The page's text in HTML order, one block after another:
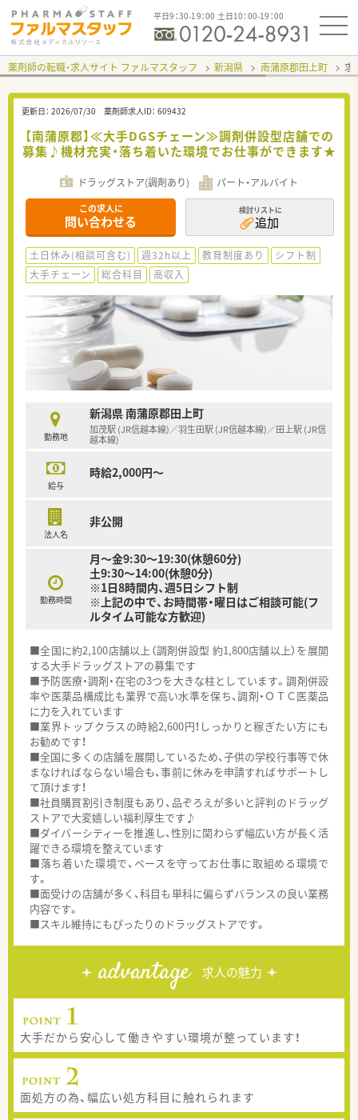
平日9：30-19：00 土日10：00-19：00
薬剤師の転職・求人サイト ファルマスタッフ 新潟県 南蒲原郡田上町 求
更新日： 2026/07/30 薬剤師求人ID： 609432
【南蒲原郡】≪大手DGSチェーン≫調剤併設型店舗での
募集♪機材充実・落ち着いた環境でお仕事ができます★
ドラッグストア(調剤あり) パート・アルバイト
この求人に
問い合わせる
検討リストに
追加
土日休み(相談可含む) 週32h以上 教育制度あり
シフト制
大手チェーン
総合科目 高収入
勤務地
新潟県 南蒲原郡田上町
加茂駅 (JR信越本線)／羽生田駅 (JR信越本線)／田上駅 (JR信
越本線)
給与
時給2,000円～
法人名
非公開
勤務時間
月～金9:30～19:30(休憩60分)
土9:30〜14:00(休憩0分)
※1日8時間内、週5日シフト制
※上記の中で、お時間帯・曜日はご相談可能(フ
ルタイム可能な方歓迎)
■全国に約2,100店舗以上（調剤併設型 約1,800店舗以上）を展開
する大手ドラッグストアの募集です
■予防医療・調剤・在宅の3つを大きな柱としています。調剤併設
率や医薬品構成比も業界で高い水準を保ち、調剤・ＯＴＣ医薬品
に力を入れています
■業界トップクラスの時給2,600円！しっかりと稼ぎたい方にも
お勧めです！
■全国に多くの店舗を展開しているため、子供の学校行事等で休
まなければならない場合も、事前に休みを申請すればサポートし
て頂けます！
■社員購買割引き制度もあり、品ぞろえが多いと評判のドラッグ
ストアで大変嬉しい福利厚生です♪
■ダイバーシティーを推進し、性別に関わらず幅広い方が長く活
躍できる環境を整えています
■落ち着いた環境で、ペースを守ってお仕事に取組める環境で
す。
■面受けの店舗が多く、科目も単科に偏らずバランスの良い業務
内容です。
■スキル維持にもぴったりのドラッグストアです。
advantage 求人の魅力
大手だから安心して働きやすい環境が整っています！
面処方の為、幅広い処方科目に触れられます